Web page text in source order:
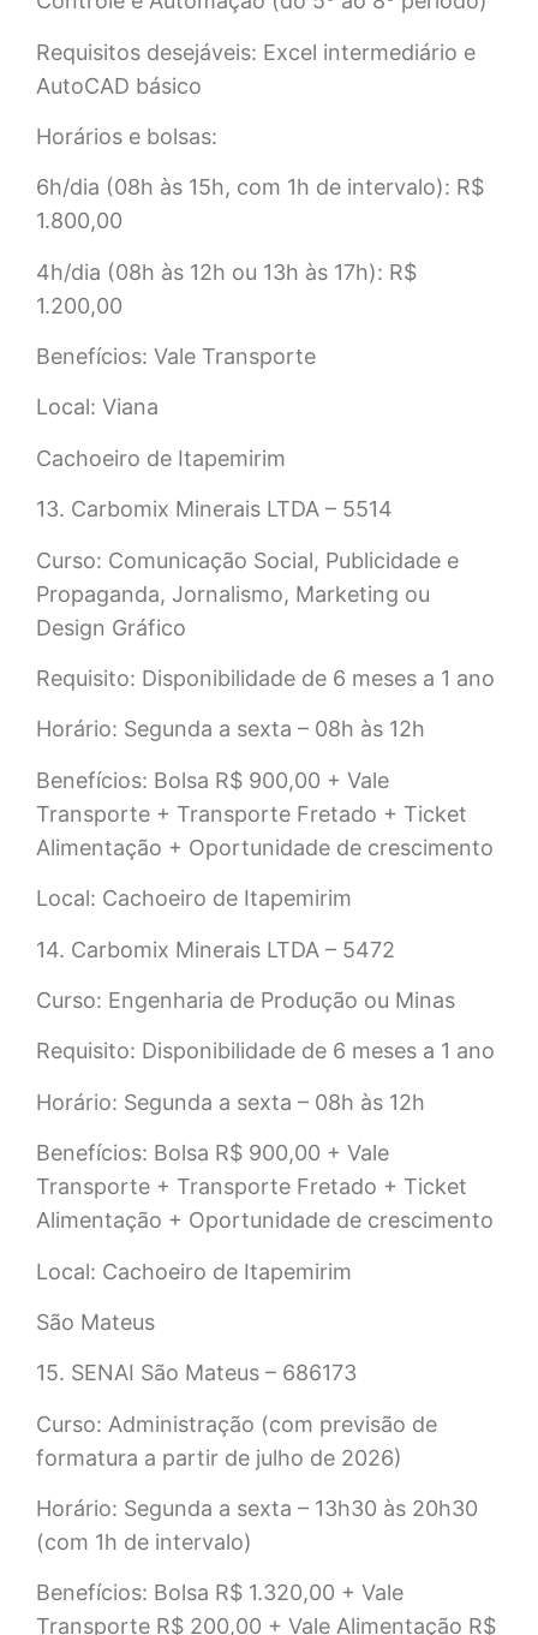
Requisitos desejáveis: Excel intermediário e
AutoCAD básico
Horários e bolsas:
6h/dia (08h às 15h, com 1h de intervalo): R$
1.800,00
4h/dia (08h às 12h ou 13h às 17h): R$
1.200,00
Benefícios: Vale Transporte
Local: Viana
Cachoeiro de Itapemirim
13. Carbomix Minerais LTDA – 5514
Curso: Comunicação Social, Publicidade e
Propaganda, Jornalismo, Marketing ou
Design Gráfico
Requisito: Disponibilidade de 6 meses a 1 ano
Horário: Segunda a sexta – 08h às 12h
Benefícios: Bolsa R$ 900,00 + Vale
Transporte + Transporte Fretado + Ticket
Alimentação + Oportunidade de crescimento
Local: Cachoeiro de Itapemirim
14. Carbomix Minerais LTDA – 5472
Curso: Engenharia de Produção ou Minas
Requisito: Disponibilidade de 6 meses a 1 ano
Horário: Segunda a sexta – 08h às 12h
Benefícios: Bolsa R$ 900,00 + Vale
Transporte + Transporte Fretado + Ticket
Alimentação + Oportunidade de crescimento
Local: Cachoeiro de Itapemirim
São Mateus
15. SENAI São Mateus – 686173
Curso: Administração (com previsão de
formatura a partir de julho de 2026)
Horário: Segunda a sexta – 13h30 às 20h30
(com 1h de intervalo)
Benefícios: Bolsa R$ 1.320,00 + Vale
Transporte R$ 200,00 + Vale Alimentação R$